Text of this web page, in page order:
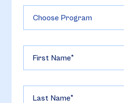
First Name
Last Name